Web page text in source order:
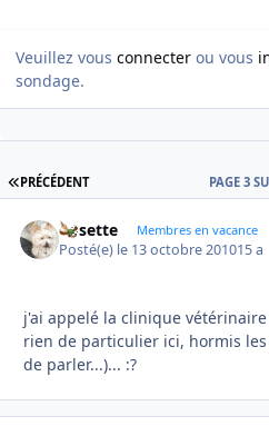
Veuillez vous connecter ou vous
sondage.
PREMIÈRE PAGE
PRÉCÉDENT PAGE 3
Rosette Membres en vacance
Posté(e) le 13 octobre 201015 a
j'ai appelé la clinique
rien de particulier ici, hormis
de parler...)... :?